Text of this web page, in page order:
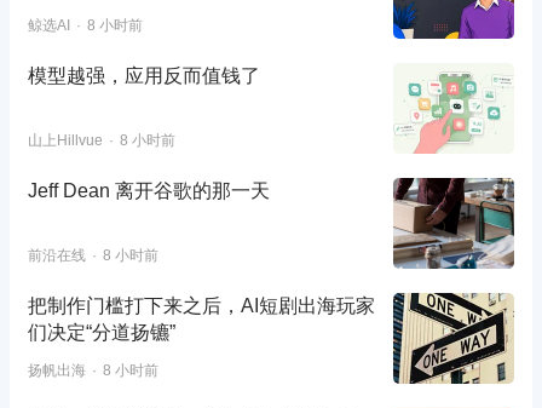
鲸选AI 8 小时前
模型越强，应用反而值钱了
山上Hillvue 8 小时前
Jeff Dean 离开谷歌的那一天
前沿在线 8 小时前
把制作门槛打下来之后，AI短剧出海玩家
们决定“分道扬镳”
扬帆出海 8 小时前